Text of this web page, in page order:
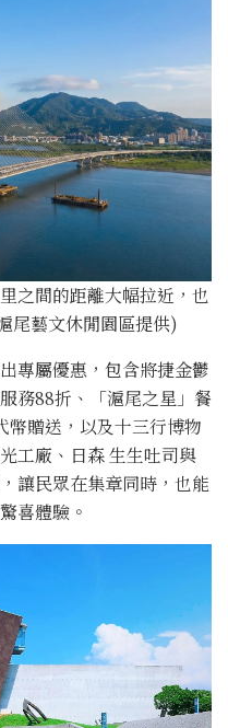
之間的距離大幅拉近，也
尾藝文休閒園區提供)
專屬優惠，包含將捷金鬱
務88折、「滬尾之星」餐
幣贈送，以及十三行博物
工廠、日森 生生吐司與
讓民眾在集章同時，也能
喜體驗。